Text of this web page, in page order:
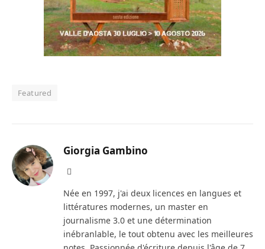
Featured
Giorgia Gambino
Née en 1997, j'ai deux licences en langues et
littératures modernes, un master en
journalisme 3.0 et une détermination
inébranlable, le tout obtenu avec les meilleures